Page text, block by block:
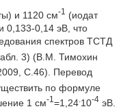
и 1120 см-1
(иодат
0,133-0,14 эВ, что
спектров ТСТД
3) (В.М. Тимохин
С.46). Перевод
по формуле
1 см-1 =1,2410-4эВ.